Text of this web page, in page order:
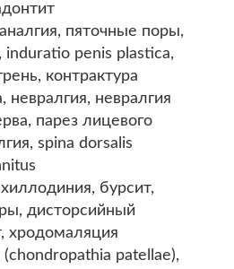
пяточные поры,
induratio penis plastica,
контрактура
невралгия
парез лицевого
spina dorsalis
бурсит,
дисторсийный
хродомаляция
(chondropathia patellae),